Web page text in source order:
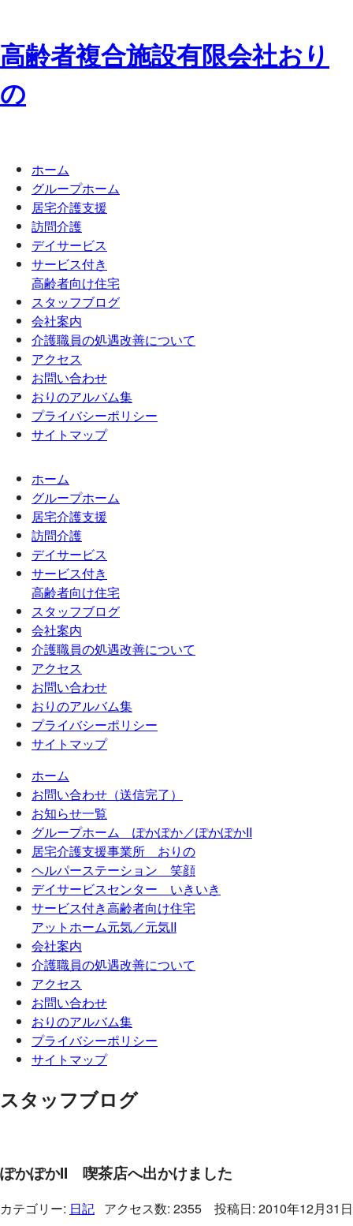
高齢者複合施設有限会社おり
の
ホーム
グループホーム
居宅介護支援
訪問介護
デイサービス
サービス付き
高齢者向け住宅
スタッフブログ
会社案内
介護職員の処遇改善について
アクセス
お問い合わせ
おりのアルバム集
プライバシーポリシー
サイトマップ
ホーム
グループホーム
居宅介護支援
訪問介護
デイサービス
サービス付き
高齢者向け住宅
スタッフブログ
会社案内
介護職員の処遇改善について
アクセス
お問い合わせ
おりのアルバム集
プライバシーポリシー
サイトマップ
ホーム
お問い合わせ（送信完了）
お知らせ一覧
グループホーム ぽかぽか／ぽかぽかII
居宅介護支援事業所 おりの
ヘルパーステーション 笑顔
デイサービスセンター いきいき
サービス付き高齢者向け住宅
アットホーム元気／元気II
会社案内
介護職員の処遇改善について
アクセス
お問い合わせ
おりのアルバム集
プライバシーポリシー
サイトマップ
スタッフブログ
ぽかぽかII 喫茶店へ出かけました
カテゴリー: 日記 アクセス数: 2355 投稿日: 2010年12月31日